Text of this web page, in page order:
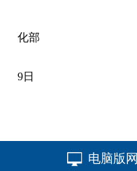
工业
化部
9日
电脑版